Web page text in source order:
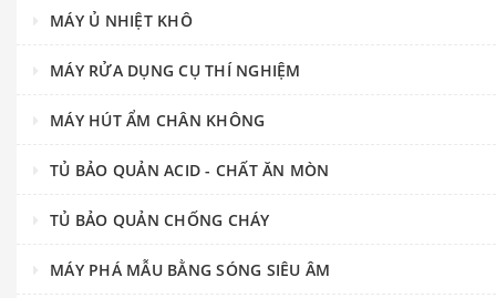
MÁY Ủ NHIỆT KHÔ
MÁY RỬA DỤNG CỤ THÍ NGHIỆM
MÁY HÚT ẨM CHÂN KHÔNG
TỦ BẢO QUẢN ACID - CHẤT ĂN MÒN
TỦ BẢO QUẢN CHỐNG CHÁY
MÁY PHÁ MẪU BẰNG SÓNG SIÊU ÂM